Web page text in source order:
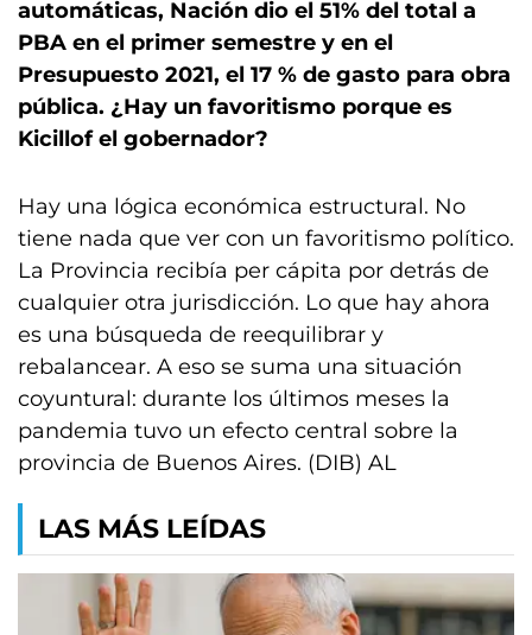
automáticas, Nación dio el 51% del total a
PBA en el primer semestre y en el
Presupuesto 2021, el 17 % de gasto para obra
pública. ¿Hay un favoritismo porque es
Kicillof el gobernador?
Hay una lógica económica estructural. No
tiene nada que ver con un favoritismo político.
La Provincia recibía per cápita por detrás de
cualquier otra jurisdicción. Lo que hay ahora
es una búsqueda de reequilibrar y
rebalancear. A eso se suma una situación
coyuntural: durante los últimos meses la
pandemia tuvo un efecto central sobre la
provincia de Buenos Aires. (DIB) AL
LAS MÁS LEÍDAS